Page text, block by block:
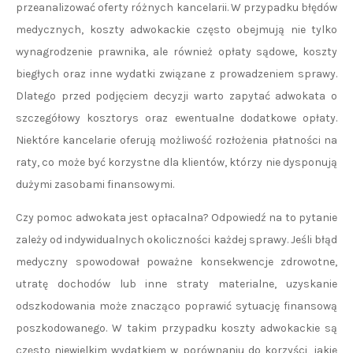
przeanalizować oferty różnych kancelarii. W przypadku błędów
medycznych, koszty adwokackie często obejmują nie tylko
wynagrodzenie prawnika, ale również opłaty sądowe, koszty
biegłych oraz inne wydatki związane z prowadzeniem sprawy.
Dlatego przed podjęciem decyzji warto zapytać adwokata o
szczegółowy kosztorys oraz ewentualne dodatkowe opłaty.
Niektóre kancelarie oferują możliwość rozłożenia płatności na
raty, co może być korzystne dla klientów, którzy nie dysponują
dużymi zasobami finansowymi.
Czy pomoc adwokata jest opłacalna? Odpowiedź na to pytanie
zależy od indywidualnych okoliczności każdej sprawy. Jeśli błąd
medyczny spowodował poważne konsekwencje zdrowotne,
utratę dochodów lub inne straty materialne, uzyskanie
odszkodowania może znacząco poprawić sytuację finansową
poszkodowanego. W takim przypadku koszty adwokackie są